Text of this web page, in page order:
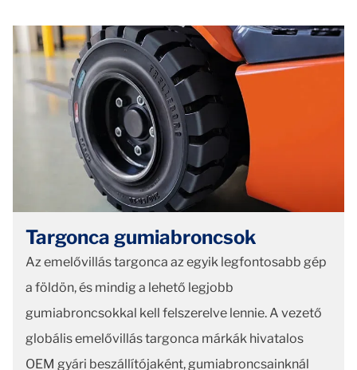
Targonca gumiabroncsok
Az emelővillás targonca az egyik legfontosabb gép
a földön, és mindig a lehető legjobb
gumiabroncsokkal kell felszerelve lennie. A vezető
globális emelővillás targonca márkák hivatalos
OEM gyári beszállítójaként, gumiabroncsainknál